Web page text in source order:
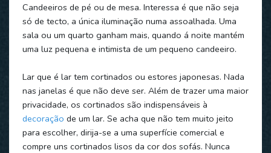
Candeeiros de pé ou de mesa. Interessa é que não seja
só de tecto, a única iluminação numa assoalhada. Uma
sala ou um quarto ganham mais, quando á noite mantém
uma luz pequena e intimista de um pequeno candeeiro.
Lar que é lar tem cortinados ou estores japonesas. Nada
nas janelas é que não deve ser. Além de trazer uma maior
privacidade, os cortinados são indispensáveis à
decoração de um lar. Se acha que não tem muito jeito
para escolher, dirija-se a uma superfície comercial e
compre uns cortinados lisos da cor dos sofás. Nunca